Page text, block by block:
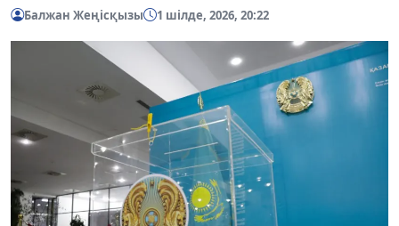
Балжан Жеңісқызы 1 шілде, 2026, 20:22